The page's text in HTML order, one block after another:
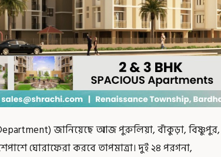
জানিয়েছে আজ পুরুলিয়া, বাঁকুড়া, বিষ্ণুপুর,
ঘোরাফেরা করবে তাপমাত্রা। দুই ২৪ পরগনা,